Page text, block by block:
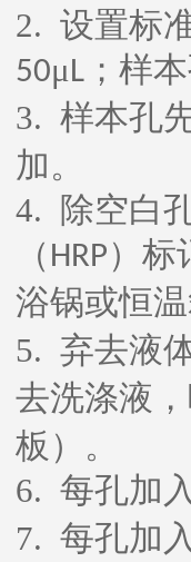
2. 设置标
50μL ；样
3. 样本孔
加。
4. 除空白
（ HRP）标
浴锅或恒
5. 弃去液
去洗涤液
板）。
6. 每孔加
7. 每孔加